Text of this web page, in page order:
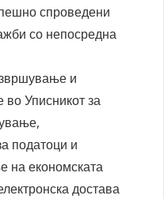
спроведени
со непосредна
и
во Уписникот за
податоци и
на економската
достава